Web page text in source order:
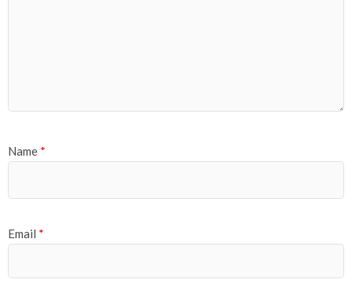
Name *
Email *